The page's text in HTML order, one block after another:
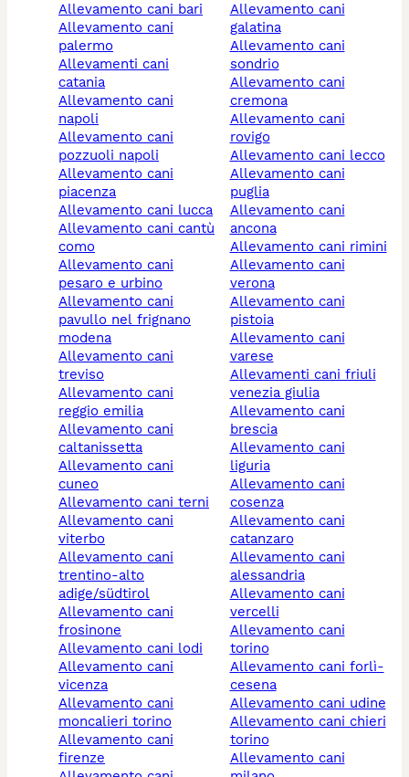
allevamento cani bari
allevamento cani
palermo
allevamenti cani
catania
allevamento cani
napoli
allevamento cani
pozzuoli napoli
allevamento cani
piacenza
allevamento cani lucca
allevamento cani cantù
como
allevamento cani
pesaro e urbino
allevamento cani
pavullo nel frignano
modena
allevamento cani
treviso
allevamento cani
reggio emilia
allevamento cani
caltanissetta
allevamento cani
cuneo
allevamento cani terni
allevamento cani
viterbo
allevamento cani
trentino-alto
adige/südtirol
allevamento cani
frosinone
allevamento cani lodi
allevamento cani
vicenza
allevamento cani
moncalieri torino
allevamento cani
firenze
allevamento cani
galatina
allevamento cani
sondrio
allevamento cani
cremona
allevamento cani
rovigo
allevamento cani lecco
allevamento cani
puglia
allevamento cani
ancona
allevamento cani rimini
allevamento cani
verona
allevamento cani
pistoia
allevamento cani
varese
allevamenti cani friuli
venezia giulia
allevamento cani
brescia
allevamento cani
liguria
allevamento cani
cosenza
allevamento cani
catanzaro
allevamento cani
alessandria
allevamento cani
vercelli
allevamento cani
torino
allevamento cani forlì-
cesena
allevamento cani udine
allevamento cani chieri
torino
allevamento cani